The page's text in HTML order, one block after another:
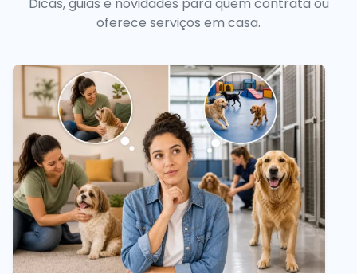
Dicas, guias e novidades para quem contrata ou
oferece serviços em casa.